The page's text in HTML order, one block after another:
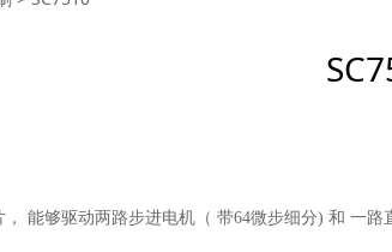
能够驱动两路步进电机（ 带64微步细分) 和 一路